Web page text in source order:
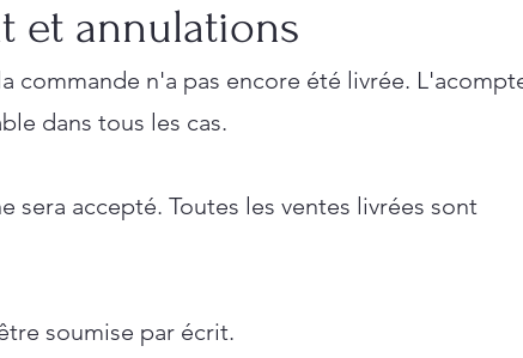
et annulations
commande n'a pas encore été livrée.
dans tous les cas.
sera accepté. Toutes les ventes livrées sont
soumise par écrit.